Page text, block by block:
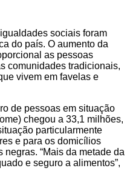
sociais foram
do país. O aumento da
as pessoas
comunidades tradicionais,
vivem em favelas e
de pessoas em situação
chegou a 33,1 milhões,
particularmente
e para os domicílios
“Mais da metade da
e seguro a alimentos”,